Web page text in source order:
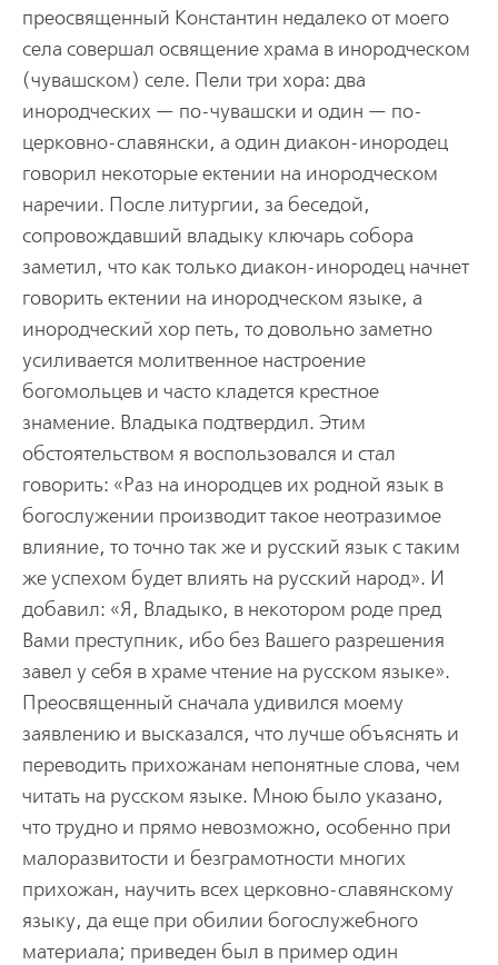
преосвященный Константин недалеко от моего
села совершал освящение храма в инородческом
(чувашском) селе. Пели три хора: два
инородческих — по-чувашски и один — по-
церковно-славянски, а один диакон-инородец
говорил некоторые ектении на инородческом
наречии. После литургии, за беседой,
сопровождавший владыку ключарь собора
заметил, что как только диакон-инородец начнет
говорить ектении на инородческом языке, а
инородческий хор петь, то довольно заметно
усиливается молитвенное настроение
богомольцев и часто кладется крестное
знамение. Владыка подтвердил. Этим
обстоятельством я воспользовался и стал
говорить: «Раз на инородцев их родной язык в
богослужении производит такое неотразимое
влияние, то точно так же и русский язык с таким
же успехом будет влиять на русский народ». И
добавил: «Я, Владыко, в некотором роде пред
Вами преступник, ибо без Вашего разрешения
завел у себя в храме чтение на русском языке».
Преосвященный сначала удивился моему
заявлению и высказался, что лучше объяснять и
переводить прихожанам непонятные слова, чем
читать на русском языке. Мною было указано,
что трудно и прямо невозможно, особенно при
малоразвитости и безграмотности многих
прихожан, научить всех церковно-славянскому
языку, да еще при обилии богослужебного
материала; приведен был в пример один